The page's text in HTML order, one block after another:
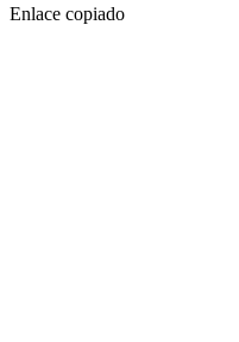
Enlace copiado